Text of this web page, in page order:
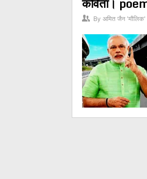
By अमित जैन 'मौलिक'